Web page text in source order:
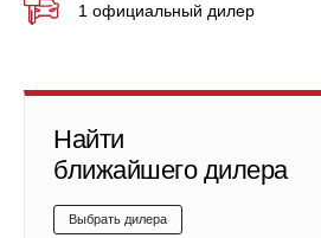
1 официальный дилер
Найти
ближайшего дилера
Выбрать дилера